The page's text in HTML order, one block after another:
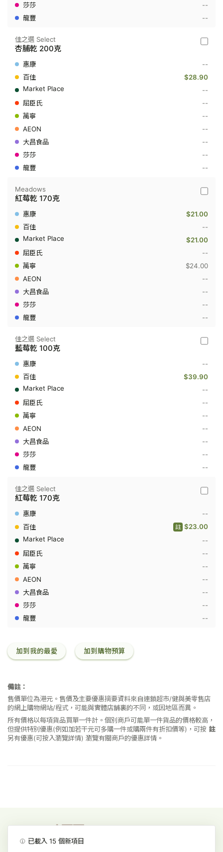
--
--
佳
-
脯
克
佳之選 Select
杏脯乾 200克
--
$28.90
--
--
--
--
--
--
--
紅
莓
乾
克
Meadows
紅莓乾 170克
$21.00
--
$21.00
--
$24.00
--
--
--
--
佳
-
莓
克
佳之選 Select
藍莓乾 100克
--
$39.90
--
--
--
--
--
--
--
佳
-
莓
克
佳之選 Select
紅莓乾 170克
--
$23.00
註
--
--
--
--
--
--
--
加到我的最愛 加到購物預算
備註：
售價單位為港元。售價及主要優惠摘要資料來自連鎖超市/健與美零售店
的網上購物網站/程式，可能與實體店舖裏的不同，或因地區而異。
所有價格以每項貨品買單一件計。個別商戶可能單一件貨品的價格較高，
但提供特別優惠(例如加若干元可多購一件或購兩件有折扣價等)，可按 註
另有優惠(可按入瀏覽詳情)瀏覽有關商戶的優惠詳情。